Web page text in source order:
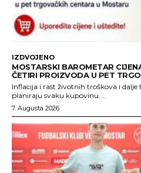
IZDVOJENO
MOSTARSKI BAROMETAR
ČETIRI PROIZVODA U PET
Inflacija i rast životnih troškova i
planiraju svaku kupovinu....
7. Augusta 2026.